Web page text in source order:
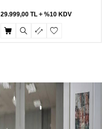
29.999,00TL %10 KDV